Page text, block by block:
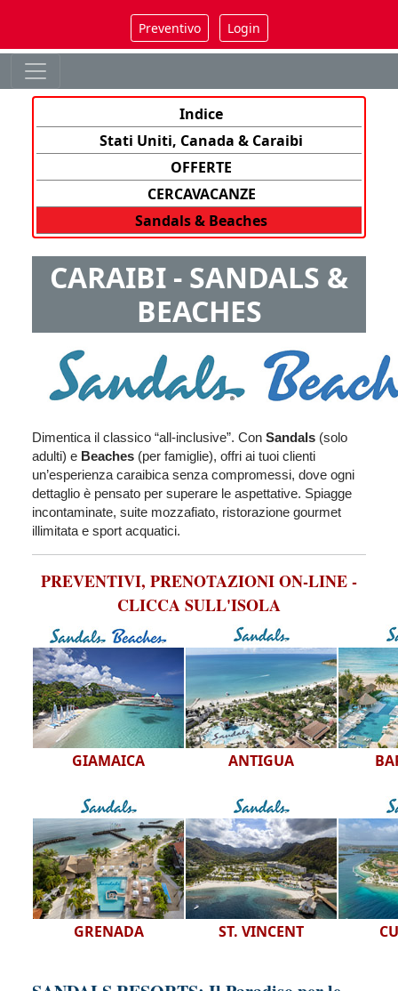
Preventivo Login
Indice
Stati Uniti, Canada & Caraibi
OFFERTE
CERCAVACANZE
Sandals & Beaches
CARAIBI - SANDALS &
BEACHES
Dimentica il classico “all-inclusive”. Con Sandals (solo
adulti) e Beaches (per famiglie), offri ai tuoi clienti
un’esperienza caraibica senza compromessi, dove ogni
dettaglio è pensato per superare le aspettative. Spiagge
incontaminate, suite mozzafiato, ristorazione gourmet
illimitata e sport acquatici.
PREVENTIVI, PRENOTAZIONI ON-LINE -
CLICCA SULL'ISOLA
GIAMAICA ANTIGUA
GRENADA ST. VINCENT